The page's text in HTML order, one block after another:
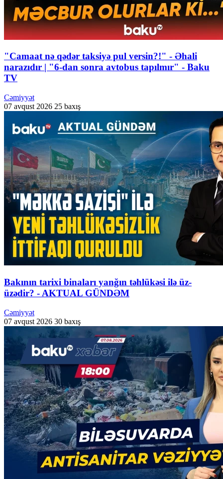
"Camaat nə qədər taksiyə pul versin?!" - Əhali
narazıdır | "6-dan sonra avtobus tapılmır" - Baku
TV
Cəmiyyət
07 avqust 2026 25 baxış
Bakının tarixi binaları yanğın təhlükəsi ilə üz-
üzədir? - AKTUAL GÜNDƏM
Cəmiyyət
07 avqust 2026 30 baxış